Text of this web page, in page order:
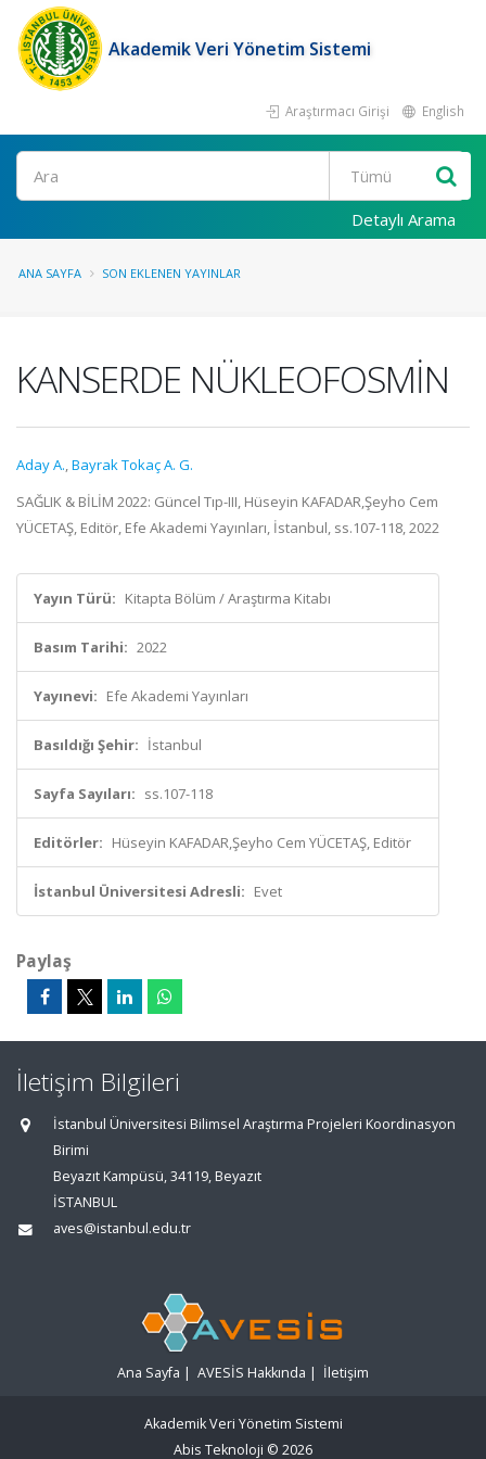
Akademik Veri Yönetim Sistemi
Araştırmacı Girişi English
Ara
Detaylı Arama
ANA SAYFA SON EKLENEN YAYINLAR
KANSERDE NÜKLEOFOSMİN
Aday A.,Bayrak Tokaç A. G.
SAĞLIK & BİLİM 2022: Güncel Tıp-III, Hüseyin KAFADAR,Şeyho Cem
YÜCETAŞ, Editör, Efe Akademi Yayınları, İstanbul, ss.107-118, 2022
Yayın Türü: Kitapta Bölüm / Araştırma Kitabı
Basım Tarihi: 2022
Yayınevi: Efe Akademi Yayınları
Basıldığı Şehir: İstanbul
Sayfa Sayıları: ss.107-118
Editörler: Hüseyin KAFADAR,Şeyho Cem YÜCETAŞ, Editör
İstanbul Üniversitesi Adresli: Evet
Paylaş
İletişim Bilgileri
İstanbul Üniversitesi Bilimsel Araştırma Projeleri Koordinasyon
Birimi
Beyazıt Kampüsü, 34119, Beyazıt
İSTANBUL
aves@istanbul.edu.tr
Ana Sayfa | AVESİS Hakkında | İletişim
Akademik Veri Yönetim Sistemi
Abis Teknoloji © 2026